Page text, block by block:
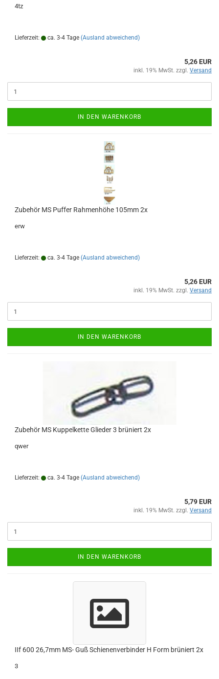
4tz
Lieferzeit: ca. 3-4 Tage (Ausland abweichend)
5,26 EUR
inkl. 19% MwSt. zzgl. Versand
IN DEN WARENKORB
Zubehör MS Puffer Rahmenhöhe 105mm 2x
erw
Lieferzeit: ca. 3-4 Tage (Ausland abweichend)
5,26 EUR
inkl. 19% MwSt. zzgl. Versand
IN DEN WARENKORB
Zubehör MS Kuppelkette Glieder 3 brüniert 2x
qwer
Lieferzeit: ca. 3-4 Tage (Ausland abweichend)
5,79 EUR
inkl. 19% MwSt. zzgl. Versand
IN DEN WARENKORB
IIf 600 26,7mm MS- Guß Schienenverbinder H Form brüniert 2x
3